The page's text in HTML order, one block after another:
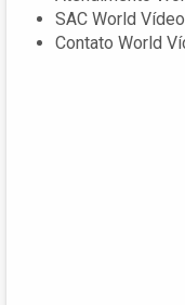
SAC World Vídeo
Contato World